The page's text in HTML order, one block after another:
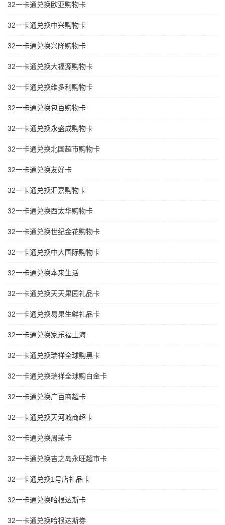
32一卡通兑换欧亚购物卡
32一卡通兑换中兴购物卡
32一卡通兑换兴隆购物卡
32一卡通兑换大福源购物卡
32一卡通兑换维多利购物卡
32一卡通兑换包百购物卡
32一卡通兑换永盛成购物卡
32一卡通兑换北国超市购物卡
32一卡通兑换友好卡
32一卡通兑换汇嘉购物卡
32一卡通兑换西太华购物卡
32一卡通兑换世纪金花购物卡
32一卡通兑换中大国际购物卡
32一卡通兑换本来生活
32一卡通兑换天天果园礼品卡
32一卡通兑换易果生鲜礼品卡
32一卡通兑换家乐福上海
32一卡通兑换瑞祥全球购黑卡
32一卡通兑换瑞祥全球购白金卡
32一卡通兑换广百商超卡
32一卡通兑换天河城商超卡
32一卡通兑换周茉卡
32一卡通兑换吉之岛永旺超市卡
32一卡通兑换1号店礼品卡
32一卡通兑换哈根达斯卡
32一卡通兑换哈根达斯劵